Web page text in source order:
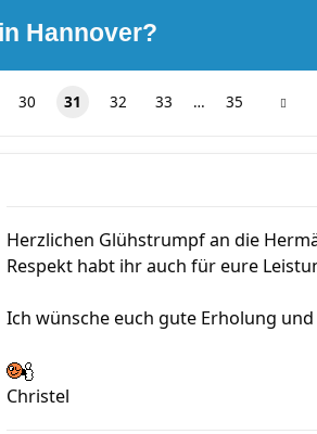
Hannover?
30 31 32 33 … 35
Herzlichen Glühstrumpf an die
Respekt habt ihr auch für eure
Ich wünsche euch gute Erholung
Christel